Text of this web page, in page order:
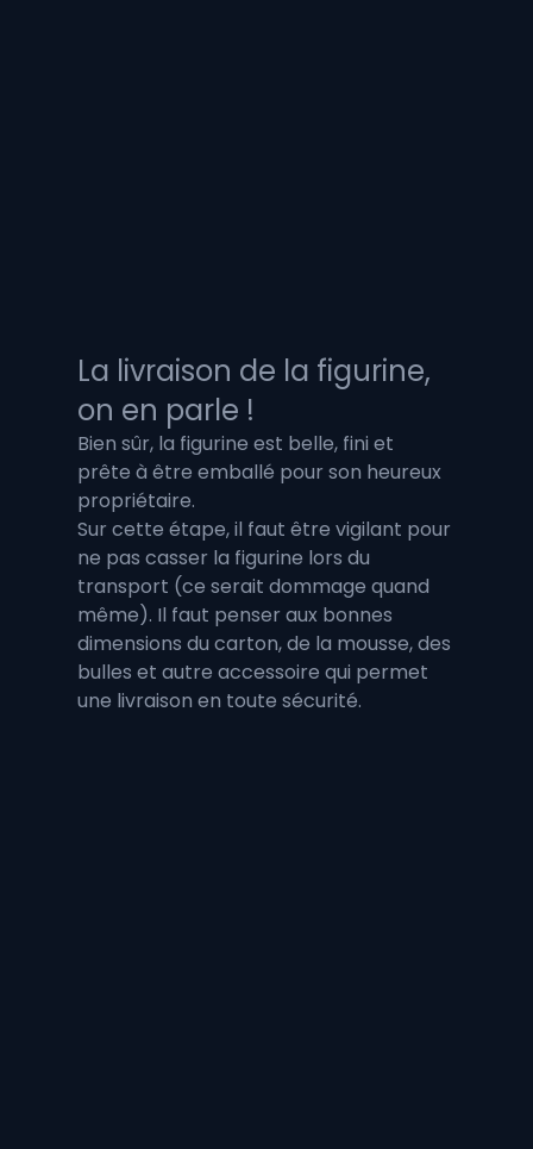
La livraison de la figurine,
on en parle !
Bien sûr, la figurine est belle, fini et
prête à être emballé pour son heureux
propriétaire.
Sur cette étape, il faut être vigilant pour
ne pas casser la figurine lors du
transport (ce serait dommage quand
même). Il faut penser aux bonnes
dimensions du carton, de la mousse, des
bulles et autre accessoire qui permet
une livraison en toute sécurité.